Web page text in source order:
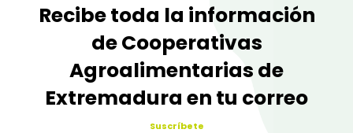
Recibe toda la información
de Cooperativas
Agroalimentarias de
Extremadura en tu correo
Suscríbete